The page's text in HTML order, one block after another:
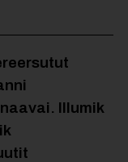
i
. Illumik